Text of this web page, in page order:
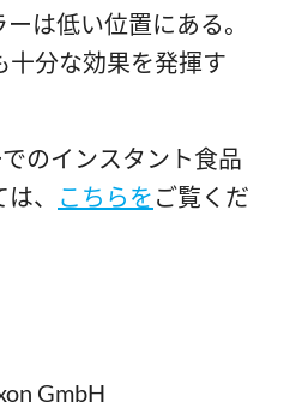
は低い位置にある。
十分な効果を発揮す
のインスタント食品
、
こちらを ご覧くだ
GmbH